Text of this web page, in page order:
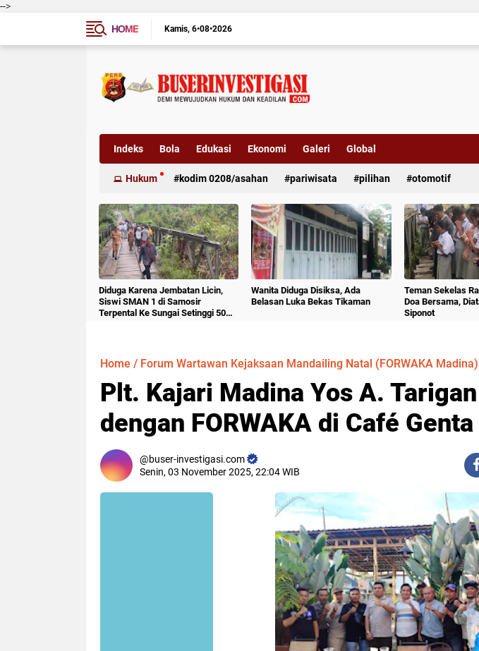
-->
HOME
Kamis 6•08•2026
Indeks Bola Edukasi Ekonomi Galeri Global
Hukum kodim 0208/asahan pariwisata pilihan otomotif
Diduga Karena Jembatan Licin,
Siswi SMAN 1 di Samosir
Terpental Ke Sungai Setinggi 50
Wanita Diduga Disiksa, Ada
Belasan Luka Bekas Tikaman
Teman Sekelas
Doa Bersama,
Siponot
Home / Forum Wartawan Kejaksaan Mandailing Natal (FORWAKA Madina)
Plt. Kajari Madina Yos A.
dengan FORWAKA di Café Genta
buser-investigasi.com
Senin, 03 November 2025, 22:04 WIB